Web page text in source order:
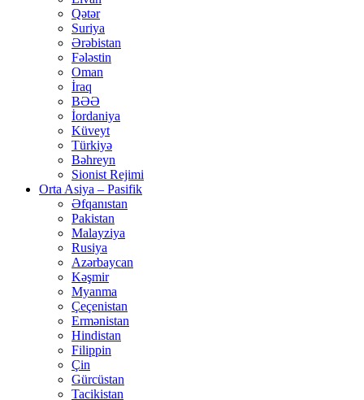
Qətər
Suriya
Ərəbistan
Fələstin
Oman
İraq
BƏƏ
İordaniya
Küveyt
Türkiyə
Bəhreyn
Sionist Rejimi
Orta Asiya – Pasifik
Əfqanıstan
Pakistan
Malayziya
Rusiya
Azərbaycan
Kəşmir
Myanma
Çeçenistan
Ermənistan
Hindistan
Filippin
Çin
Gürcüstan
Tacikistan